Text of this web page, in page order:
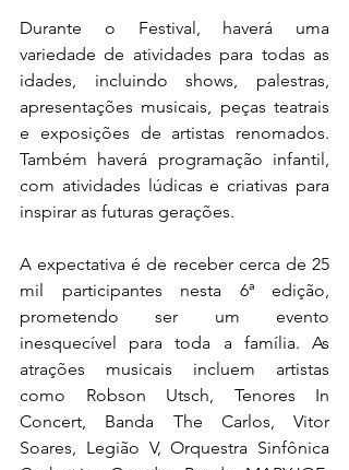
Durante o Festival, haverá uma
variedade de atividades para todas as
idades, incluindo shows, palestras,
apresentações musicais, peças teatrais
e exposições de artistas renomados.
Também haverá programação infantil,
com atividades lúdicas e criativas para
inspirar as futuras gerações.
A expectativa é de receber cerca de 25
mil participantes nesta 6ª edição,
prometendo ser um evento
inesquecível para toda a família. As
atrações musicais incluem artistas
como Robson Utsch, Tenores In
Concert, Banda The Carlos, Vitor
Soares, Legião V, Orquestra Sinfônica